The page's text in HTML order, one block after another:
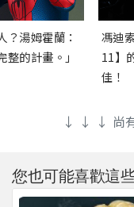
？湯姆霍蘭：
的計畫。」
馮迪
11】
佳！
↓ ↓ ↓ 尚
您也可能喜歡這